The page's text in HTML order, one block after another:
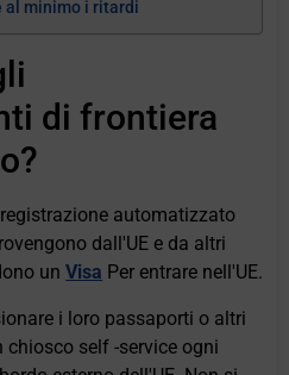
al minimo i ritardi
di frontiera
automatizzato
dall'UE e da altri
unVisa Per entrare nell'UE.
i loro passaporti o altri
chiosco self -service ogni